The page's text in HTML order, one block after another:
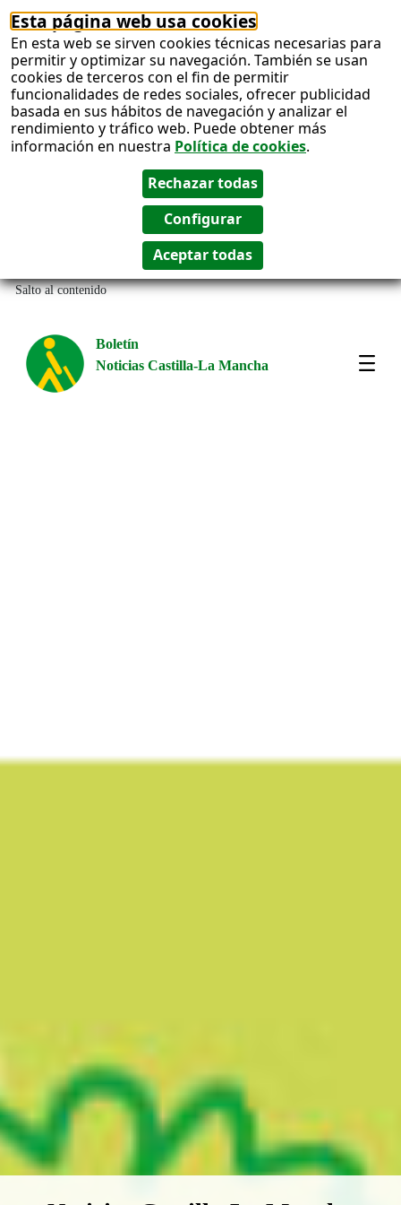
Esta página web usa cookies
En esta web se sirven cookies técnicas necesarias para
permitir y optimizar su navegación. También se usan
cookies de terceros con el fin de permitir
funcionalidades de redes sociales, ofrecer publicidad
basada en sus hábitos de navegación y analizar el
rendimiento y tráfico web. Puede obtener más
información en nuestra Política de cookies.
Salto al contenido
Boletín
Noticias Castilla-La Mancha